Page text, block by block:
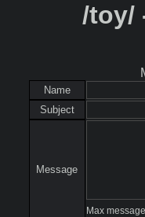
/toy/
Name
Subject
Message
Max